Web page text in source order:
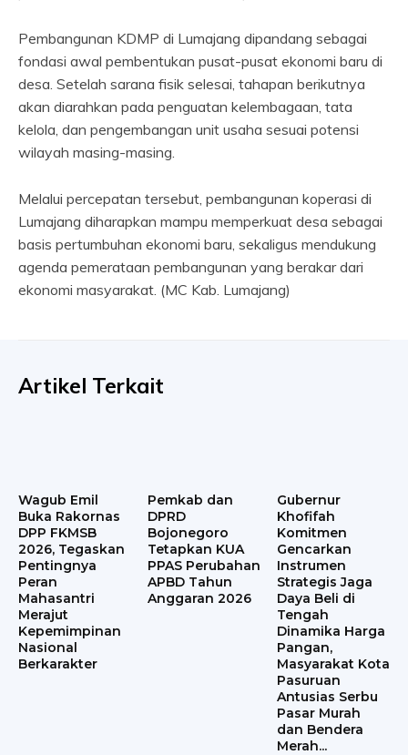
Pembangunan KDMP di Lumajang dipandang sebagai
fondasi awal pembentukan pusat-pusat ekonomi baru di
desa. Setelah sarana fisik selesai, tahapan berikutnya
akan diarahkan pada penguatan kelembagaan, tata
kelola, dan pengembangan unit usaha sesuai potensi
wilayah masing-masing.
Melalui percepatan tersebut, pembangunan koperasi di
Lumajang diharapkan mampu memperkuat desa sebagai
basis pertumbuhan ekonomi baru, sekaligus mendukung
agenda pemerataan pembangunan yang berakar dari
ekonomi masyarakat. (MC Kab. Lumajang)
Artikel Terkait
Wagub Emil
Buka Rakornas
DPP FKMSB
2026, Tegaskan
Pentingnya
Peran
Mahasantri
Merajut
Kepemimpinan
Nasional
Berkarakter
Pemkab dan
DPRD
Bojonegoro
Tetapkan KUA
PPAS Perubahan
APBD Tahun
Anggaran 2026
Gubernur
Khofifah
Komitmen
Gencarkan
Instrumen
Strategis Jaga
Daya Beli di
Tengah
Dinamika Harga
Pangan,
Masyarakat Kota
Pasuruan
Antusias Serbu
Pasar Murah
dan Bendera
Merah...